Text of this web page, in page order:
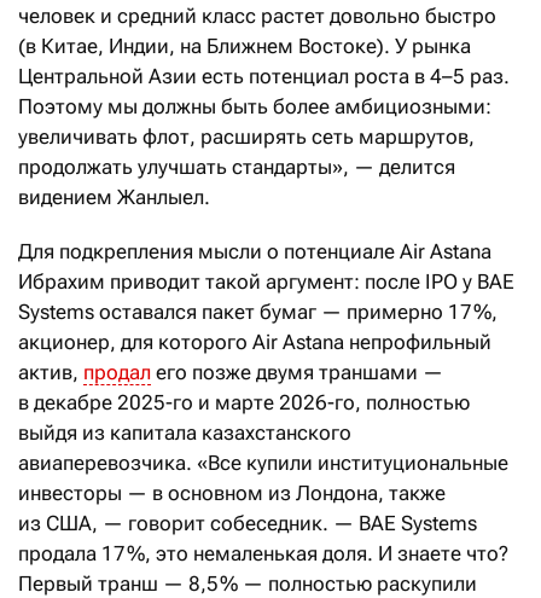
человек и средний класс растет довольно быстро
(в Китае, Индии, на Ближнем Востоке). У рынка
Центральной Азии есть потенциал роста в 4–5 раз.
Поэтому мы должны быть более амбициозными:
увеличивать флот, расширять сеть маршрутов,
продолжать улучшать стандарты», — делится
видением Жанлыел.
Для подкрепления мысли о потенциале Air Astana
Ибрахим приводит такой аргумент: после IPO у BAE
Systems оставался пакет бумаг — примерно 17 %,
акционер, для которого Air Astana непрофильный
актив, продал его позже двумя траншами —
в декабре 2025-го и марте 2026-го, полностью
выйдя из капитала казахстанского
авиаперевозчика. «Все купили институциональные
инвесторы — в основном из Лондона, также
из США, — говорит собеседник. — BAE Systems
продала 17 %, это немаленькая доля. И знаете что?
Первый транш — 8,5 % — полностью раскупили